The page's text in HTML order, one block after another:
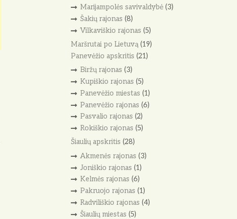
Marijampolės savivaldybė(3)
Šakių rajonas (8)
Vilkaviškio rajonas (5)
Maršrutai po Lietuvą(19)
Panevėžio apskritis (21)
Biržų rajonas (3)
Kupiškio rajonas (5)
Panevėžio miestas (1)
Panevėžio rajonas (6)
Pasvalio rajonas (2)
Rokiškio rajonas (5)
Šiaulių apskritis (28)
Akmenės rajonas (3)
Joniškio rajonas (1)
Kelmės rajonas (6)
Pakruojo rajonas (1)
Radviliškio rajonas (4)
Šiaulių miestas (5)